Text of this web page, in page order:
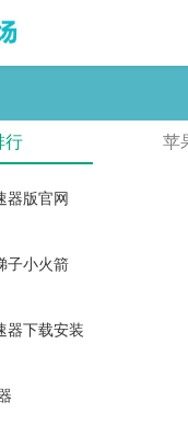
行 苹
器版官网
子小火箭
器下载安装